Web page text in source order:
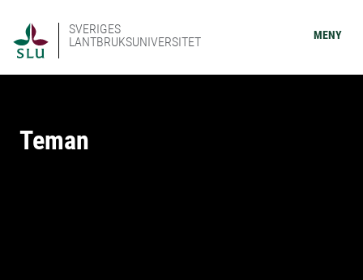
SVERIGES
LANTBRUKSUNIVERSITET
MENY
Teman